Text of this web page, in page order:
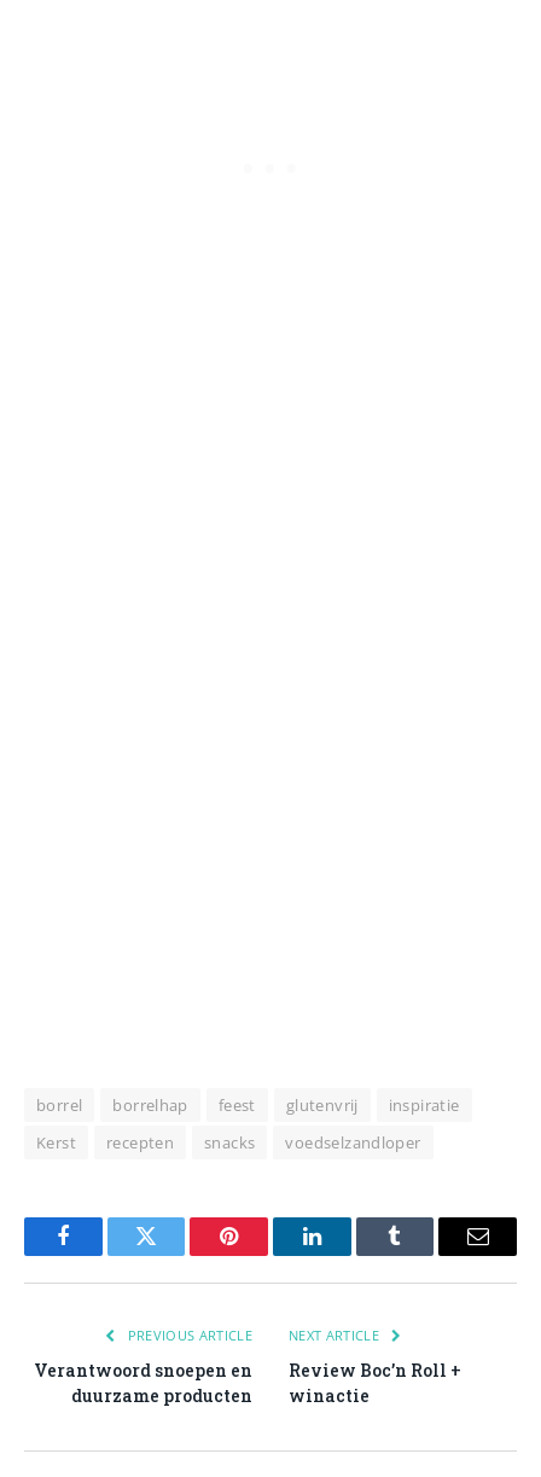
borrel borrelhap feest glutenvrij
inspiratie
Kerst
recepten snacks voedselzandloper
FacebookTwitter Pinterest LinkedInTumblr Email
PREVIOUS ARTICLE
Verantwoord snoepen en
duurzame producten
NEXT ARTICLE
Review Boc’n Roll +
winactie